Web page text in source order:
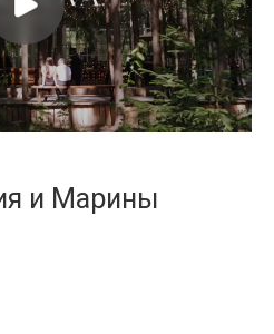
и Марины